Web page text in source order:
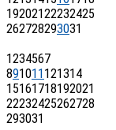
19202122232425
262728293031
1234567
891011 121314
15161718192021
22232425262728
293031